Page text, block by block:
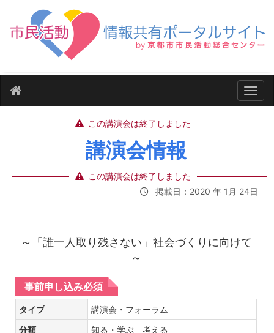
ナビ
この講演会は終了しました
講演会情報
この講演会は終了しました
掲載日：2020 年 1月 24日
～「誰一人取り残さない」社会づくりに向けて
～
事前申し込み必須
タイプ 講演会・フォーラム
分類 知る・学ぶ 考える